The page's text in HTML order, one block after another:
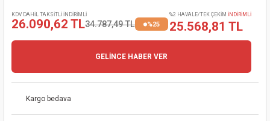
Mak.
KDV DAHİL TAKSİTLİ İNDİRİMLİ
26.090,62 TL34.787,49 TL %25
%2 HAVALE/TEK ÇEKİM İNDİRİMLİ
25.568,81 TL
GELİNCE HABER VER
Kargo bedava